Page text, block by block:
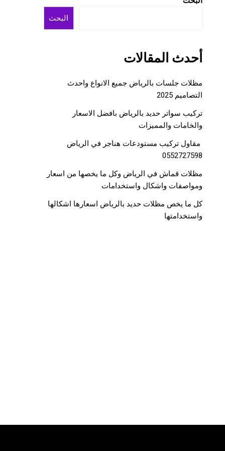
البحث
أحدث المقالات
مظلات جلسات بالرياض جميع الانواع واحدث
التصاميم 2025
تركيب سواتر حديد بالرياض بافضل الاسعار
والخامات والمميزات
مقاول تركيب مستودعات هناجر في الرياض
0552727598
مظلات قماش في الرياض وكل ما يخصها من اسعار
ومواصفات واشكال واستخدامات
كل ما يخص مظلات حديد بالرياض اسعارها اشكالها
واستخدامتها